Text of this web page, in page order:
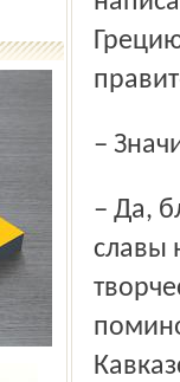
–
– Да, благодаря искусству ювелиров мастерской доброй
славы